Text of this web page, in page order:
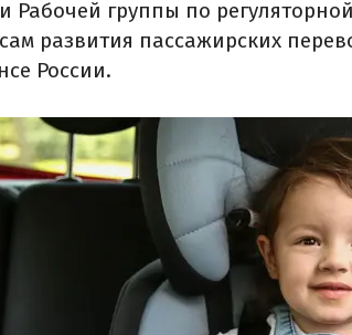
Рабочей группы по
развития пассажирских
России.